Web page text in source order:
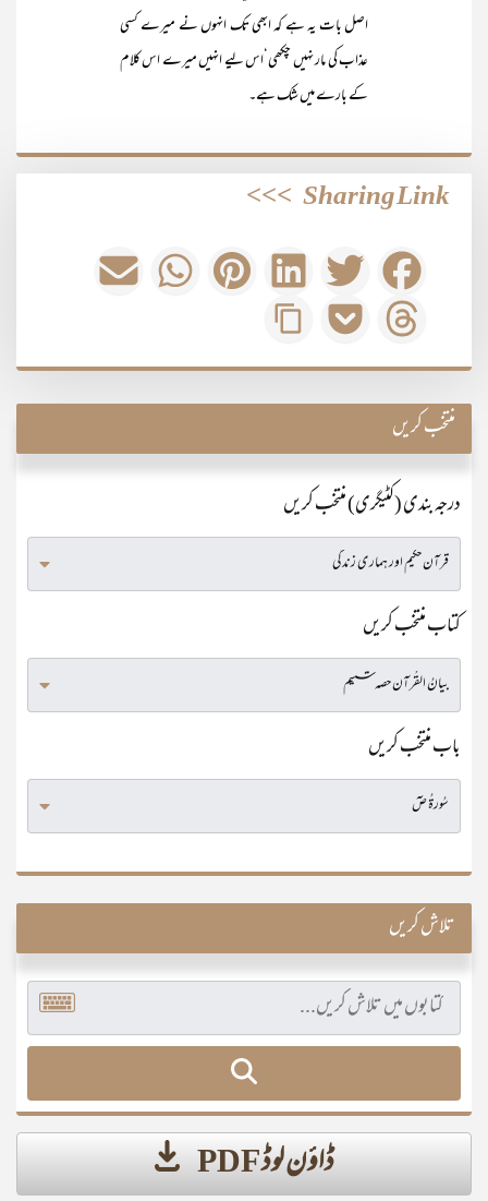
اصل بات یہ ہے کہ ابھی تک انہوں نے میرے کسی
عذاب کی مار نہیں چکھی‘اس لیے انہیں میرے اس کلام
کے بارے میں شک ہے۔
Sharing Link
>>>
منتخب کریں
درجہ بندی (کٹیگری) منتخب کریں
کتاب منتخب کریں
باب منتخب کریں
تلاش کریں
ڈاؤن لوڈ PDF